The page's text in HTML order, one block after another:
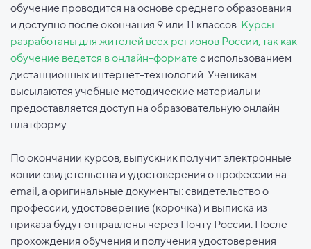
обучение проводится на основе среднего образования
и доступно после окончания 9 или 11 классов. Курсы
разработаны для жителей всех регионов России, так как
обучение ведется в онлайн-формате с использованием
дистанционных интернет-технологий. Ученикам
высылаются учебные методические материалы и
предоставляется доступ на образовательную онлайн
платформу.
По окончании курсов, выпускник получит электронные
копии свидетельства и удостоверения о профессии на
email, а оригинальные документы: свидетельство о
профессии, удостоверение (корочка) и выписка из
приказа будут отправлены через Почту России. После
прохождения обучения и получения удостоверения